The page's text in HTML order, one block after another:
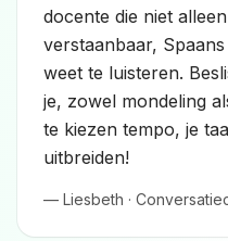
docente die niet
verstaanbaar,
weet te luisteren.
je, zowel mondeling
te kiezen tempo, je
uitbreiden!
— Liesbeth ·